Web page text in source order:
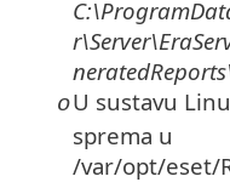
oU sustavu
sprema u
/var/opt/eset/